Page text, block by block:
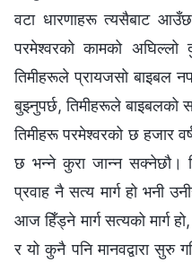
वटा धारणाहरू त्यसैबाट
परमेश्‍वरको कामको अघिल्लो
तिमीहरूले प्रायजसो बाइबल
बुझ्नुपर्छ, तिमीहरूले बाइबलको
तिमीहरू परमेश्‍वरको छ हजार
छ भन्‍ने कुरा जान्न सक्नेछौ।
प्रवाह नै सत्य मार्ग हो भनी
आज हिँड्ने मार्ग सत्यको मार्ग हो,
र यो कुनै पनि मानवद्वारा सुरु